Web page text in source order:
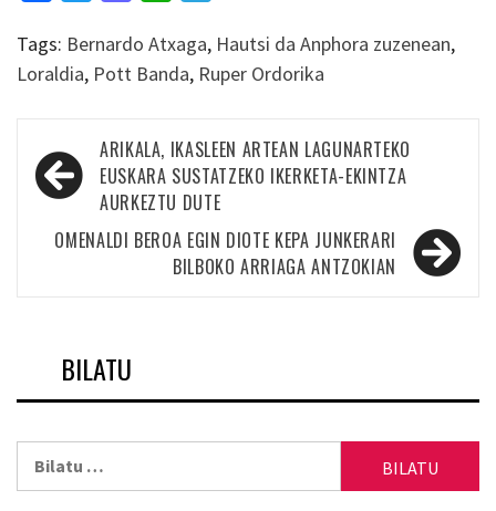
Tags: Bernardo Atxaga, Hautsi da Anphora zuzenean,
Loraldia, Pott Banda, Ruper Ordorika
Bidalketetan
zehar
nabigatu
ARIKALA, IKASLEEN ARTEAN LAGUNARTEKO
EUSKARA SUSTATZEKO IKERKETA-EKINTZA
AURKEZTU DUTE
OMENALDI BEROA EGIN DIOTE KEPA JUNKERARI
BILBOKO ARRIAGA ANTZOKIAN
BILATU